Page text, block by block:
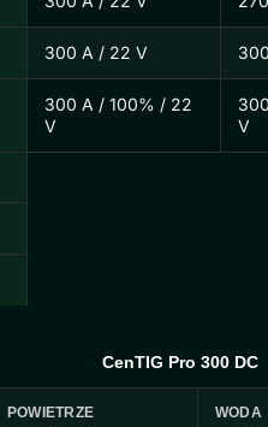
300 A / 22 V
300 A / 100% / 22
V
V
CenTIG Pro 300 DC
POWIETRZE WODA